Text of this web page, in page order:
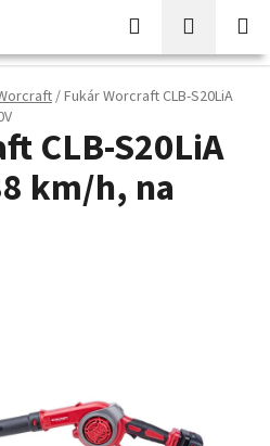
Hľadať
KOŠÍK
/Fukár Worcraft CLB-S20LiA
CLB-S20LiA
km/h, na